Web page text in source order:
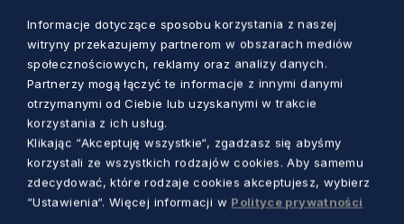
Rzeczna. Pojazdy będą kursować średnio co
10-15 minut.
Tczew
W dzień Wszystkich Świętych obowiązywać
będzie specjalny rozkład jazdy linii 7, którą
dojechać można z dworca kolejowego do
Informacje dotyczące sposobu korzystania z naszej
witryny przekazujemy partnerom w obszarach mediów
społecznościowych, reklamy oraz analizy danych.
Partnerzy mogą łączyć te informacje z innymi danymi
otrzymanymi od Ciebie lub uzyskanymi w trakcie
korzystania z ich usług.
Klikając “Akceptuję wszystkie“, zgadzasz się abyśmy
korzystali ze wszystkich rodzajów cookies. Aby samemu
zdecydować, które rodzaje cookies akceptujesz, wybierz
“Ustawienia“. Więcej informacji w Polityce prywatności